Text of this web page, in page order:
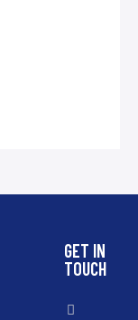
GET IN
TOUCH